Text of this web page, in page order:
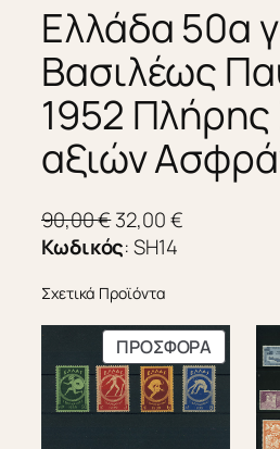
Ελλάδα 50α
Βασιλέως
1952 Πλήρης
αξιών
90,00€O
r
g
i
n
a
l
32,00€Η
χ
ο
υ
σ
Κωδικός:SH14
Σχετικά Προϊόντα
ΠΡΟΣΦΟΡΆ ΠΡΟΪΌΝ
ΣΕ